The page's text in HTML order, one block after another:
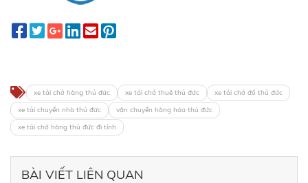
xe tải chở hàng thủ đức xe tải chở thuê thủ đức
xe tải chở đồ thủ đức
xe tải chuyển nhà thủ đức
vận chuyển hàng hóa thủ đức
xe tải chở hàng thủ đức đi tỉnh
BÀI VIẾT LIÊN QUAN